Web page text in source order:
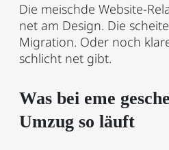
Die meischde Website-
net am Design. Die
Migration. Oder noch
schlicht net gibt.
Was bei eme
Umzug so läuft